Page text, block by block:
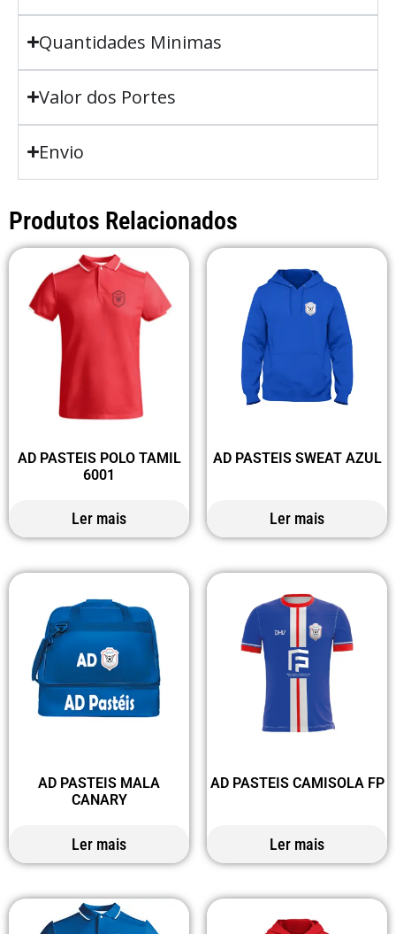
Quantidades Minimas
Valor dos Portes
Envio
Produtos Relacionados
AD PASTEIS POLO TAMIL
6001
Ler mais
AD PASTEIS SWEAT AZUL
Ler mais
AD PASTEIS MALA
CANARY
Ler mais
AD PASTEIS CAMISOLA FP
Ler mais